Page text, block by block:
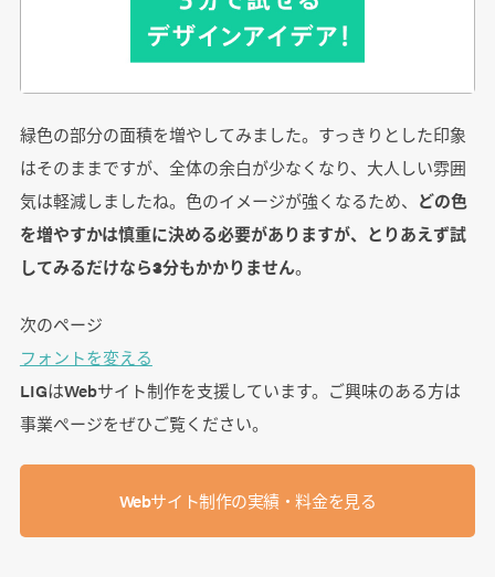
緑色の部分の面積を増やしてみました。すっきりとした印象
はそのままですが、全体の余白が少なくなり、大人しい雰囲
気は軽減しましたね。色のイメージが強くなるため、 どの色
を増やすかは慎重に決める必要がありますが、とりあえず試
してみるだけなら3分もかかりません。
次のページ
フォントを変える
LIGはWebサイト制作を支援しています。ご興味のある方は
事業ぺージをぜひご覧ください。
Webサイト制作の実績・料金を見る